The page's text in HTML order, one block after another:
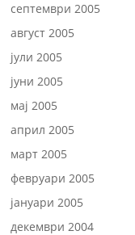
септември 2005
август 2005
јули 2005
јуни 2005
мај 2005
април 2005
март 2005
февруари 2005
јануари 2005
декември 2004